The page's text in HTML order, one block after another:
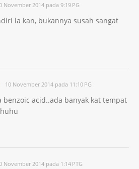
November 2014 pada 9:19 PG
la kan, bukannya susah sangat
10 November 2014 pada 11:10 PG
acid..ada banyak kat tempat
November 2014 pada 1:14 PTG